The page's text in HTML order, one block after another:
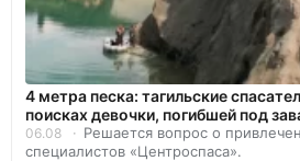
4 метра песка: тагильские
поисках девочки, погибшей под
06.08
Решается вопрос о
специалистов «Центроспаса».